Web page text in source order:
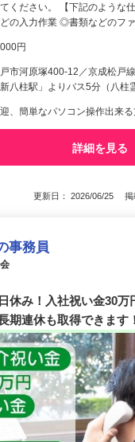
ください。 【下記のような
の入力作業 ◎書類などのフ
円
市河原塚400-12／京成松戸
八柱駅」よりバス5分（八柱
、簡単なパソコン操作出来
詳細を見る
更新日： 2026/06/25 掲
事務員
休み！入社祝い金30万
期連休も取得できます！